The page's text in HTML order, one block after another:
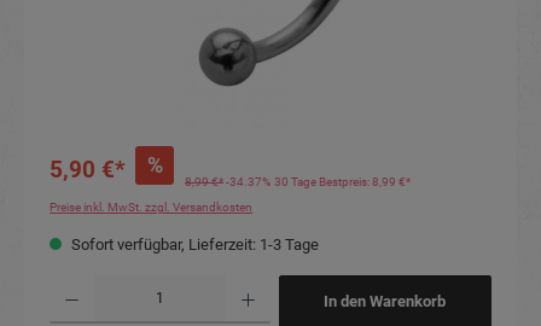
5,90 €* %
8,99 €*-34.37% 30 Tage Bestpreis: 8,99 €*
Preise inkl. MwSt. zzgl. Versandkosten
Sofort verfügbar, Lieferzeit: 1-3 Tage
In den Warenkorb